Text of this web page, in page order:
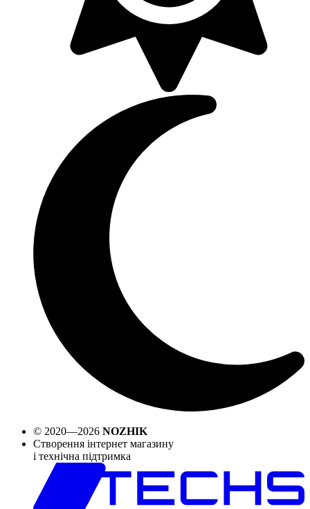
© 2020—2026 NOZHIK
Створення інтернет магазину
і технічна підтримка